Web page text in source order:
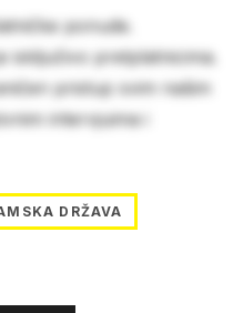
ponude.
isključivo pretplatnicima.
pristup svim našim
intervjuima i
DRŽAVA